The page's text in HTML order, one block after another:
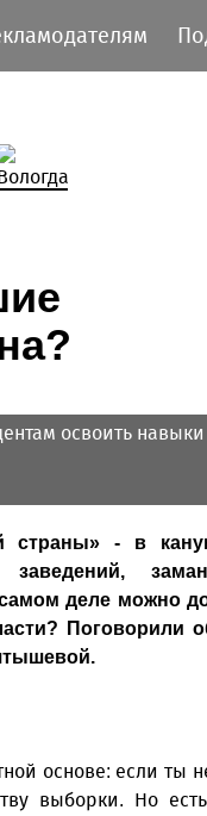
освоить
страны» - в
деле можно
Поговорили
основе: если ты
выборки. Но